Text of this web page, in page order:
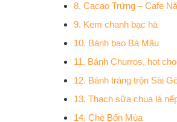
8. Cacao Trứng – Cafe
9. Kem chanh bạc hà
10. Bánh bao Bà Mậu
11. Bánh Churros, hot
12. Bánh tráng trộn Sài
13. Thạch sữa chua lá
14. Chè Bốn Mùa